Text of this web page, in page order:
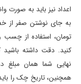
اعداد نیز باید به ‌صورت
به جای نوشتن صفر از
تومان، استفاده از
کنید. دقت داشته
نهایی شما همان
همچنین، تاریخ چک را